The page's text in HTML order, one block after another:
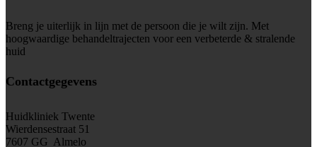
Breng je uiterlijk in lijn met de persoon die je wilt zijn. Met
hoogwaardige behandeltrajecten voor een verbeterde & stralende
huid
Contactgegevens
Huidkliniek Twente
Wierdensestraat 51
7607 GG Almelo